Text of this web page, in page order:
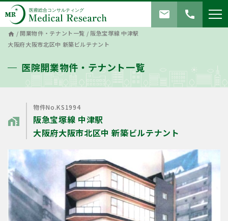
call
mail
home /開業物件・テナント一覧 / 阪急宝塚線 中津駅
大阪府大阪市北区中 新築ビルテナント
医院開業物件・テナント一覧
home_work
物件No.KS1994
阪急宝塚線 中津駅
大阪府大阪市北区中 新築ビルテナント